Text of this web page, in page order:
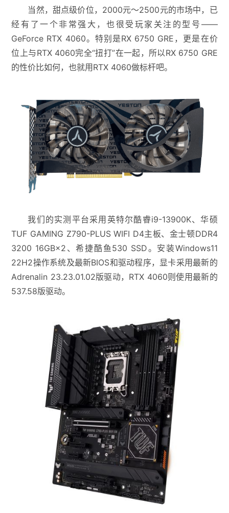
当然，甜点级价位，2000元～2500元的市场中，已
经有了一个非常强大，也很受玩家关注的型号——
GeForce RTX 4060。特别是RX 6750 GRE，更是在价
位上与RTX 4060完全“扭打”在一起，所以RX 6750 GRE
的性价比如何，也就用RTX 4060做标杆吧。
我们的实测平台采用英特尔酷睿i9-13900K、华硕
TUF GAMING Z790-PLUS WIFI D4主板、金士顿DDR4
3200 16GB×2、希捷酷鱼530 SSD。安装Windows11
22H2操作系统及最新BIOS和驱动程序，显卡采用最新的
Adrenalin 23.23.01.02版驱动，RTX 4060则使用最新的
537.58版驱动。